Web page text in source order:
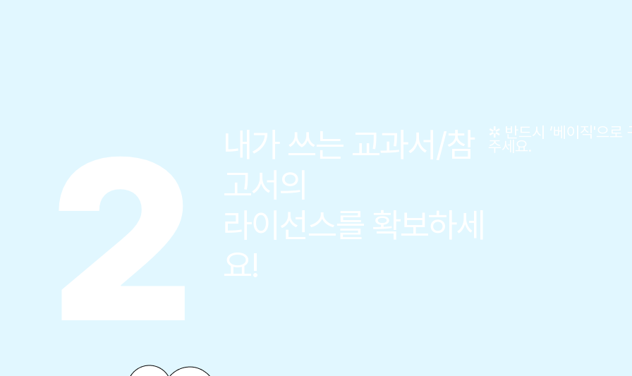
2
내가 쓰는 교과서/참
고서의
라이선스를 확보하세
요!
✲ 반드시 ‘베이직'으로
주세요.